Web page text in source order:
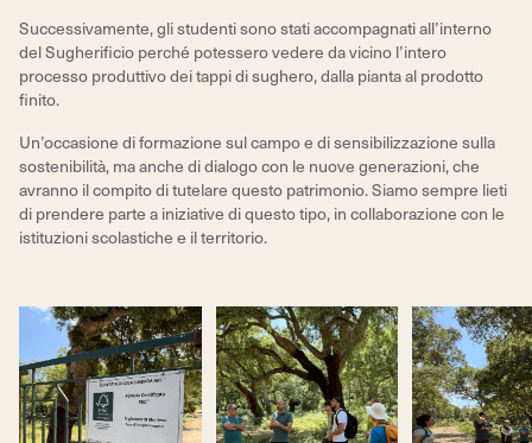
Successivamente, gli studenti sono stati accompagnati all’interno
del Sugherificio perché potessero vedere da vicino l’intero
processo produttivo dei tappi di sughero, dalla pianta al prodotto
finito.
Un’occasione di formazione sul campo e di sensibilizzazione sulla
sostenibilità, ma anche di dialogo con le nuove generazioni, che
avranno il compito di tutelare questo patrimonio. Siamo sempre lieti
di prendere parte a iniziative di questo tipo, in collaborazione con le
istituzioni scolastiche e il territorio.